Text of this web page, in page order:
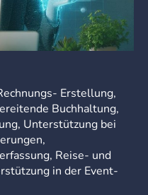
Erstellung,
Buchhaltung,
Unterstützung bei
Reise- und
in der Event-